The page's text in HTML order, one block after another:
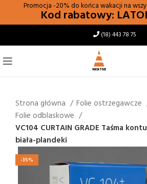
Promocja -20% do końca wakacji na
Kod rabatowy:
(18) 443 78 75
Strona główna
Folie ostrzegawcze
Folie odblaskowe
VC104 CURTAIN GRADE Taśma
biała-plandeki
-35%